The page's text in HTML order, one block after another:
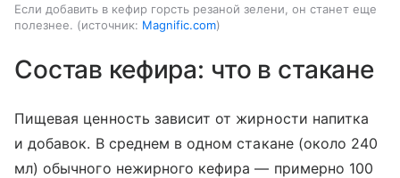
Если добавить в кефир горсть резаной зелени, он станет еще
полезнее.
источник: Magnific.com
Состав кефира: что в стакане
Пищевая ценность зависит от жирности напитка
и добавок. В среднем в одном стакане (около 240
мл) обычного нежирного кефира — примерно 100